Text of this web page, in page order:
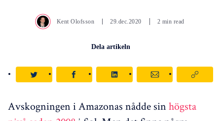
Kent Olofsson 29.dec.2020 2 min read
Dela artikeln
Avskogningen i Amazonas nådde sin högsta